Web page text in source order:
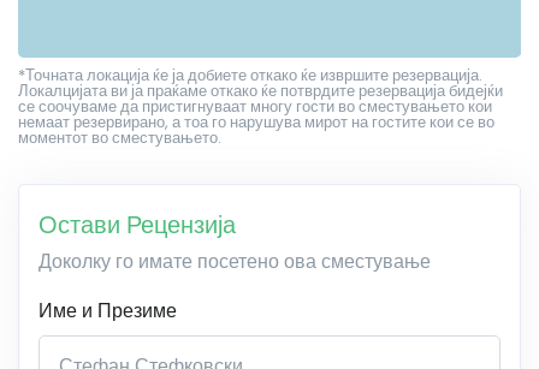
*Точната локација ќе ја добиете откако ќе извршите резервација.
Локалцијата ви ја праќаме откако ќе потврдите резервација бидејќи
се соочуваме да пристигнуваат многу гости во сместувањето кои
немаат резервирано, а тоа го нарушува мирот на гостите кои се во
моментот во сместувањето.
Остави Рецензија
Доколку го имате посетено ова сместување
Име и Презиме